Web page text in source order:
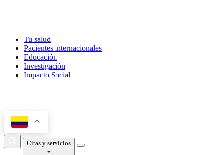
Tu salud
Pacientes internacionales
Educación
Investigación
Impacto Social
Citas y servicios